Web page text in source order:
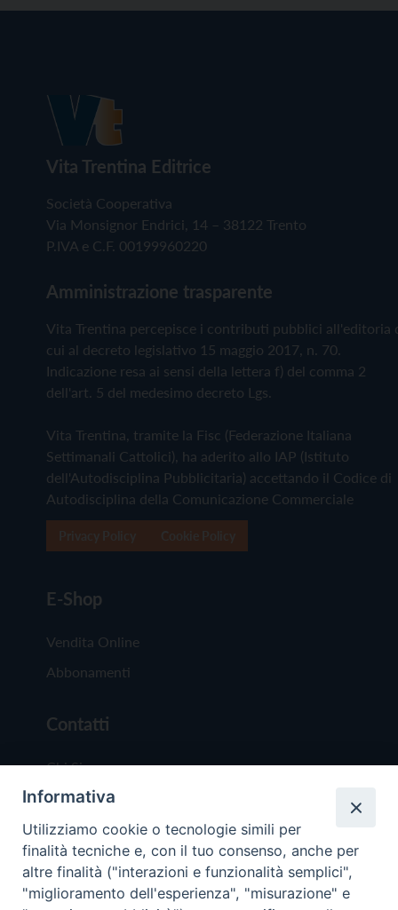
Vita Trentina Editrice
Società Cooperativa
Via Monsignor Endrici, 14 – 38122 Trento
P.IVA e C.F. 00199960220
Amministrazione trasparente
Vita Trentina percepisce i contributi pubblici all'editoria
cui al decreto legislativo 15 maggio 2017, n. 70.
Indicazione resa ai sensi della lettera f) del comma 2
dell'art. 5 del medesimo decreto Lgs.
Vita Trentina, tramite la Fisc (Federazione Italiana
Settimanali Cattolici), ha aderito allo IAP (Istituto
dell'Autodisciplina Pubblicitaria) accettando il Codice di
Autodisciplina della Comunicazione Commerciale
E-Shop
Vendita Online
Abbonamenti
Contatti
Chi Siamo
Redazione
Scrivici
Informativa
Utilizziamo cookie o tecnologie simili per
finalità tecniche e, con il tuo consenso, anche per
altre finalità ("interazioni e funzionalità semplici",
"miglioramento dell'esperienza", "misurazione" e